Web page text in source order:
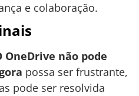
e colaboração.
OneDrive não pode
possa ser frustrante,
pode ser resolvida